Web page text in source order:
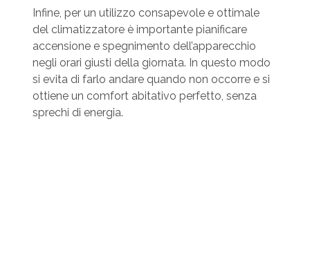
Infine, per un utilizzo consapevole e ottimale
del climatizzatore è importante pianificare
accensione e spegnimento dell’apparecchio
negli orari giusti della giornata. In questo modo
si evita di farlo andare quando non occorre e si
ottiene un comfort abitativo perfetto, senza
sprechi di energia.